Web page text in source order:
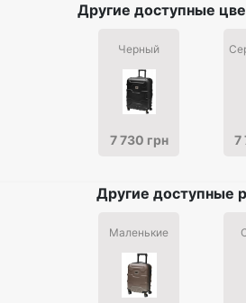
Другие доступные
Черный
7 730 грн 7
Другие доступные
Маленькие